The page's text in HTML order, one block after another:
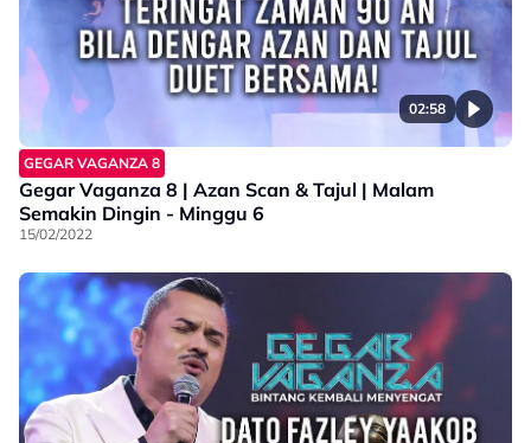
02:58
GEGAR VAGANZA 8
Gegar Vaganza 8 | Azan Scan & Tajul | Malam
Semakin Dingin - Minggu 6
15/02/2022